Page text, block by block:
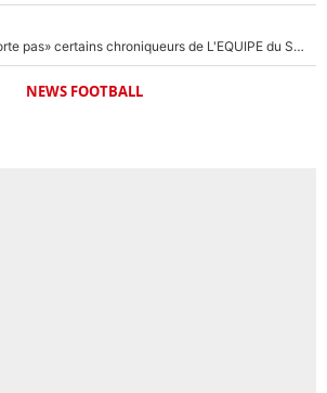
Pierre Ménès «ne supporte pas» certains chroniqueurs de L'EQUIPE du Soir : Ils vont tous partir !
NEWS FOOTBALL